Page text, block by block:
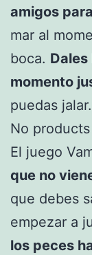
amigos
mar al
boca.
momento
puedas jalar.
No
El juego
que no
que debes
empezar a
los peces